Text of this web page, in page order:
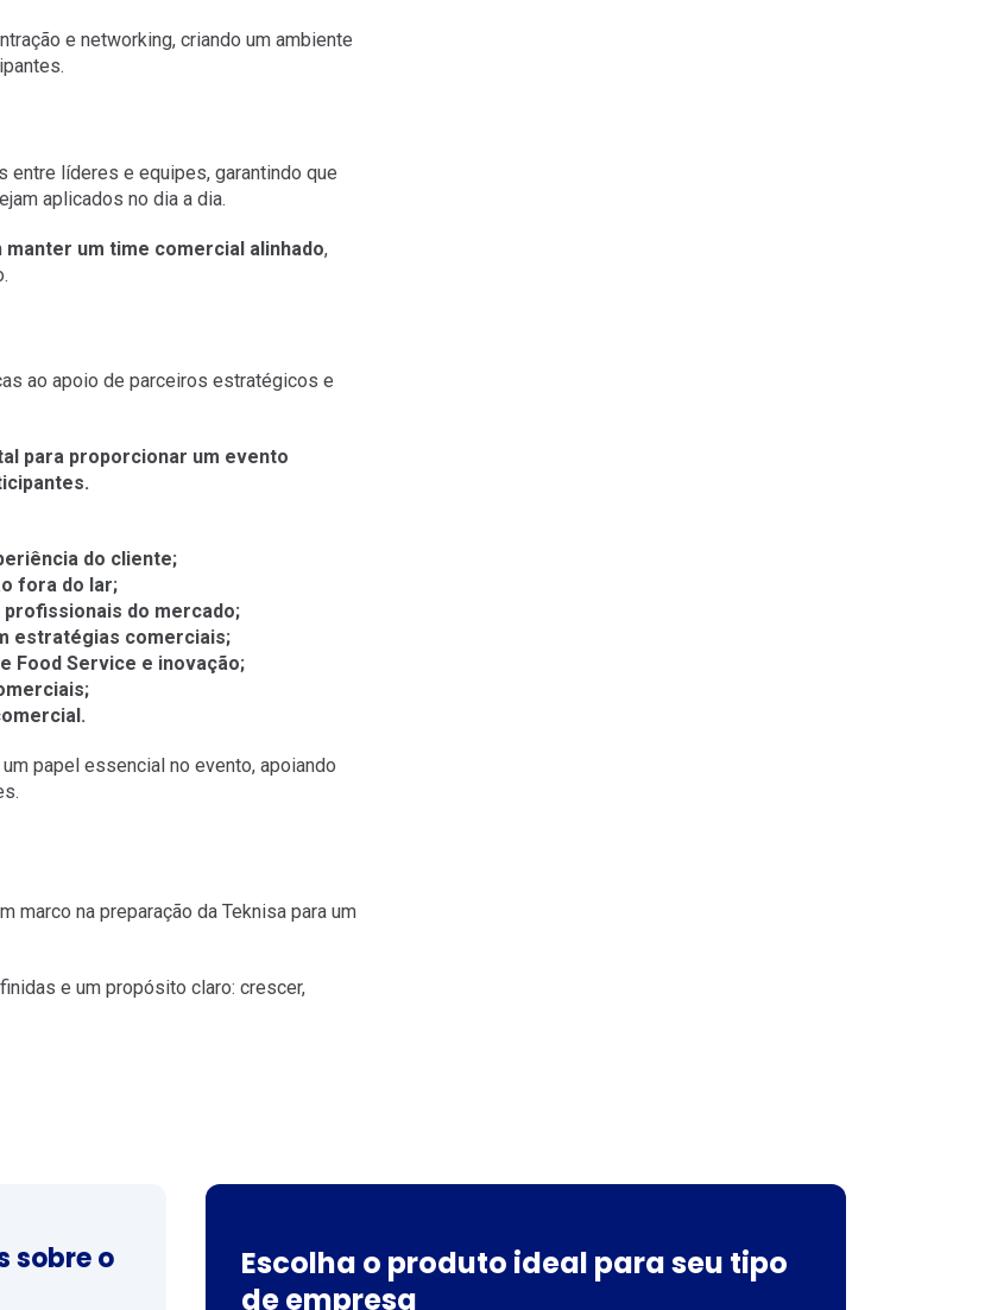
e networking, criando um ambiente
líderes e equipes, garantindo que
aplicados no dia a dia.
manter um time comercial alinhado,
ao apoio de parceiros estratégicos e
para proporcionar um evento
do cliente;
fora do lar;
profissionais do mercado;
estratégias comerciais;
Food Service e inovação;
papel essencial no evento, apoiando
marco na preparação da Teknisa para um
e um propósito claro: crescer,
sobre o
Escolha o produto ideal para seu tipo
de empresa